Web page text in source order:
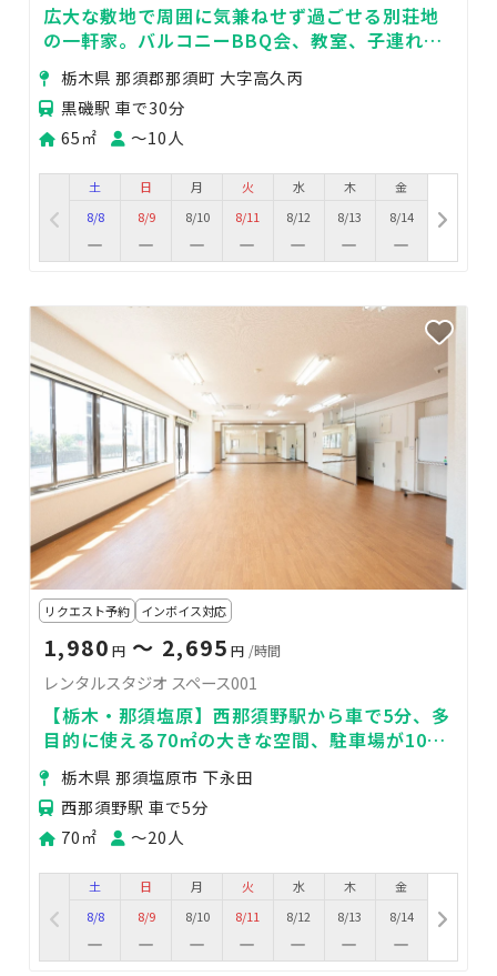
広大な敷地で周囲に気兼ねせず過ごせる別荘地
の一軒家。バルコニーBBQ会、教室、子連れマ
マ会、女子会、パーティーにぴったり！
栃木県 那須郡那須町 大字高久丙
黒磯駅 車で30分
65㎡
〜10人
土
8/8
日
8/9
月
8/10
火
8/11
水
8/12
木
8/13
金
8/14
リクエスト予約 インボイス対応
1,980 円 〜 2,695 円 /時間
レンタルスタジオ スペース001
【栃木・那須塩原】西那須野駅から車で5分、多
目的に使える70㎡の大きな空間、駐車場が10台
完備栃木県 那須塩原市 下永田
西那須野駅 車で5分
70㎡
〜20人
土
8/8
日
8/9
月
8/10
火
8/11
水
8/12
木
8/13
金
8/14